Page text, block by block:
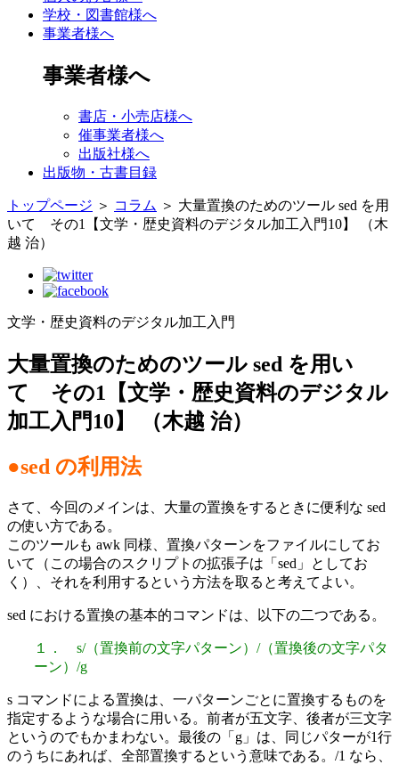
学校・図書館様へ
事業者様へ
事業者様へ
書店・小売店様へ
催事業者様へ
出版社様へ
出版物・古書目録
トップページ ＞ コラム ＞ 大量置換のためのツール sed を用
いて その1【文学・歴史資料のデジタル加工入門10】 （木
越 治）
文学・歴史資料のデジタル加工入門
大量置換のためのツール sed を用い
て その1【文学・歴史資料のデジタル
加工入門10】 （木越 治）
●sed の利用法
さて、今回のメインは、大量の置換をするときに便利な sed
の使い方である。
このツールも awk 同様、置換パターンをファイルにしてお
いて（この場合のスクリプトの拡張子は「sed」としてお
く）、それを利用するという方法を取ると考えてよい。
sed における置換の基本的コマンドは、以下の二つである。
１． s/（置換前の文字パターン）/（置換後の文字パタ
ーン）/g
s コマンドによる置換は、一パターンごとに置換するものを
指定するような場合に用いる。前者が五文字、後者が三文字
というのでもかまわない。最後の「g」は、同じパターが1行
のうちにあれば、全部置換するという意味である。/1 なら、